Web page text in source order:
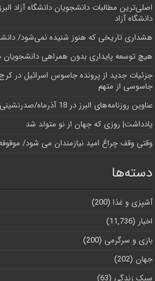
اصلی‌ترین مطالبات دانشجویان دانشگاه آزاد
دانشگاه آز‌اد
هشداری تاریخی که هنوز شنیده نمی‌شود/
هیچ توسعه پایداری بدون همراهی
جزئیات جدید از پرونده جاسوس اسرائیل در
جاسوسی از متهم
عناوین روزنامه‌های البرز در ‌18 آذرماه/صدرنشینی در ارائه خدمات زایمان بی‌درد
یادداشت| روزی که جهان از نو متولد شد
وقتی وقف چراغ امید نیازمندان می شود/
دسته‌ها
آشپزی و غذا (200)
اخبار (11,736)
بازی و سرگرمی (200)
جهان (202)
سبک زندگی (63)